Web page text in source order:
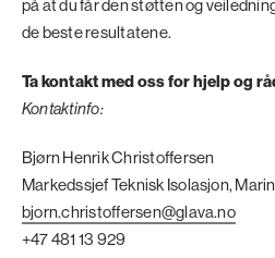
på at du får den støtten og
de beste resultatene.
Ta kontakt med oss for hjelp og
Kontaktinfo:
Bjørn Henrik Christoffersen
Markedssjef Teknisk Isolasjon,
bjorn.christoffersen@glava.no
+47 481 13 929